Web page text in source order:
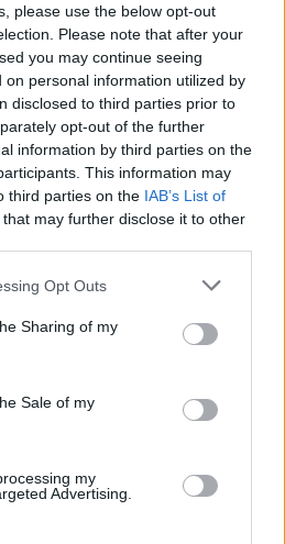
please use the below opt-out
Please note that after your
you may continue seeing
on personal information utilized by
disclosed to third parties prior to
opt-out of the further
information by third parties on the
This information may
third parties on the IAB’s List of
that may further disclose it to other
Opt Outs
Sharing of my
Sale of my
my
Advertising.
με ψυγεία στο
ο διοικητής της
στην επικίνδυνη